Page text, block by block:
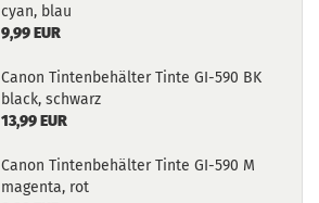
cyan, blau
9,99 EUR
Canon Tintenbehälter Tinte GI-590 BK
black, schwarz
13,99 EUR
Canon Tintenbehälter Tinte GI-590 M
magenta, rot